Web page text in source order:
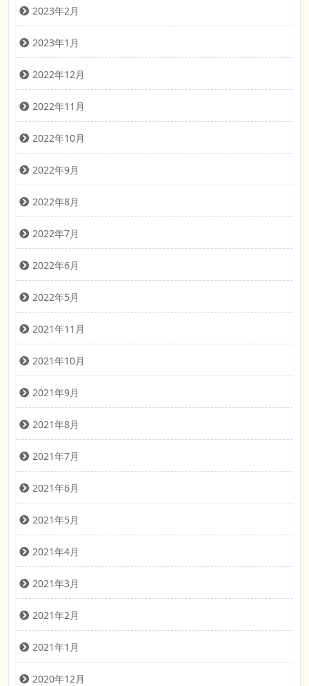
2023年2月
2023年1月
2022年12月
2022年11月
2022年10月
2022年9月
2022年8月
2022年7月
2022年6月
2022年5月
2021年11月
2021年10月
2021年9月
2021年8月
2021年7月
2021年6月
2021年5月
2021年4月
2021年3月
2021年2月
2021年1月
2020年12月